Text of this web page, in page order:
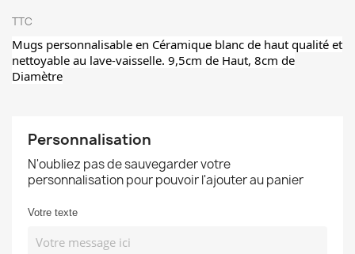
TTC
Mugs personnalisable en Céramique blanc de haut qualité et
nettoyable au lave-vaisselle. 9,5cm de Haut, 8cm de
Diamètre
Personnalisation
N'oubliez pas de sauvegarder votre
personnalisation pour pouvoir l'ajouter au panier
Votre texte